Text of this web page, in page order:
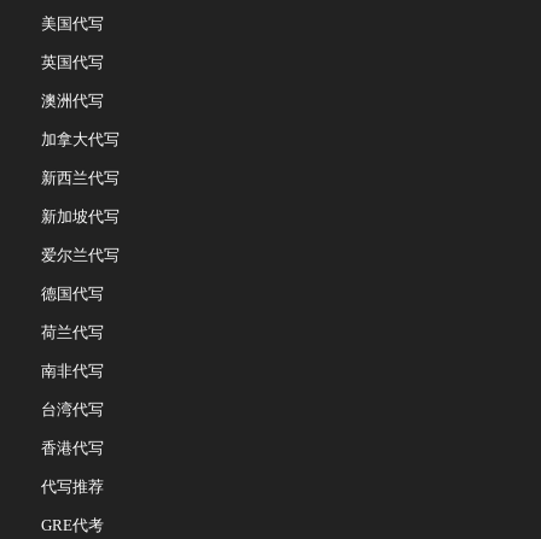
美国代写
英国代写
澳洲代写
加拿大代写
新西兰代写
新加坡代写
爱尔兰代写
德国代写
荷兰代写
南非代写
台湾代写
香港代写
代写推荐
GRE代考